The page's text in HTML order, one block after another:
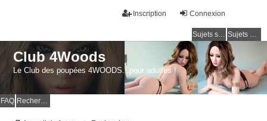
Connexion
Inscription
Sujets sans réponse Sujets actifs
Club 4Woods
Le Club des poupées 4WOODS...pour adultes !
FAQ